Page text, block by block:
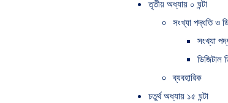
তৃতীয় অধ্যায় ০ ঘন্টা
সংখ্যা পদ্ধতি ও
সংখ্যা
ডিজিটাল
ব্যবহারিক
চতুর্থ অধ্যায় ১৫ ঘন্টা